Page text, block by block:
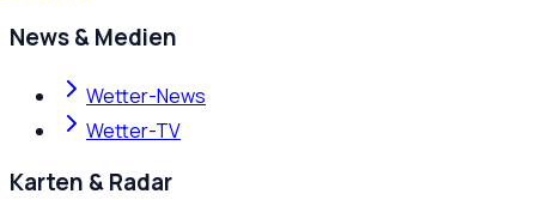
News & Medien
Wetter-News
Wetter-TV
Karten & Radar